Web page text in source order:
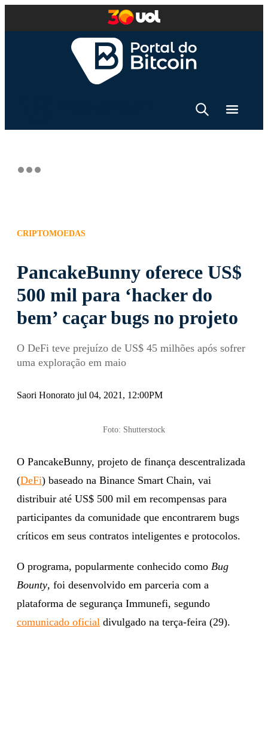
CRIPTOMOEDAS
PancakeBunny oferece US$
500 mil para ‘hacker do
bem’ caçar bugs no projeto
O DeFi teve prejuízo de US$ 45 milhões após sofrer
uma exploração em maio
Saori Honorato jul 04, 2021, 12:00PM
Foto: Shutterstock
O PancakeBunny, projeto de finança descentralizada
(DeFi) baseado na Binance Smart Chain, vai
distribuir até US$ 500 mil em recompensas para
participantes da comunidade que encontrarem bugs
críticos em seus contratos inteligentes e protocolos.
O programa, popularmente conhecido como Bug
Bounty, foi desenvolvido em parceria com a
plataforma de segurança Immunefi, segundo
comunicado oficial divulgado na terça-feira (29).